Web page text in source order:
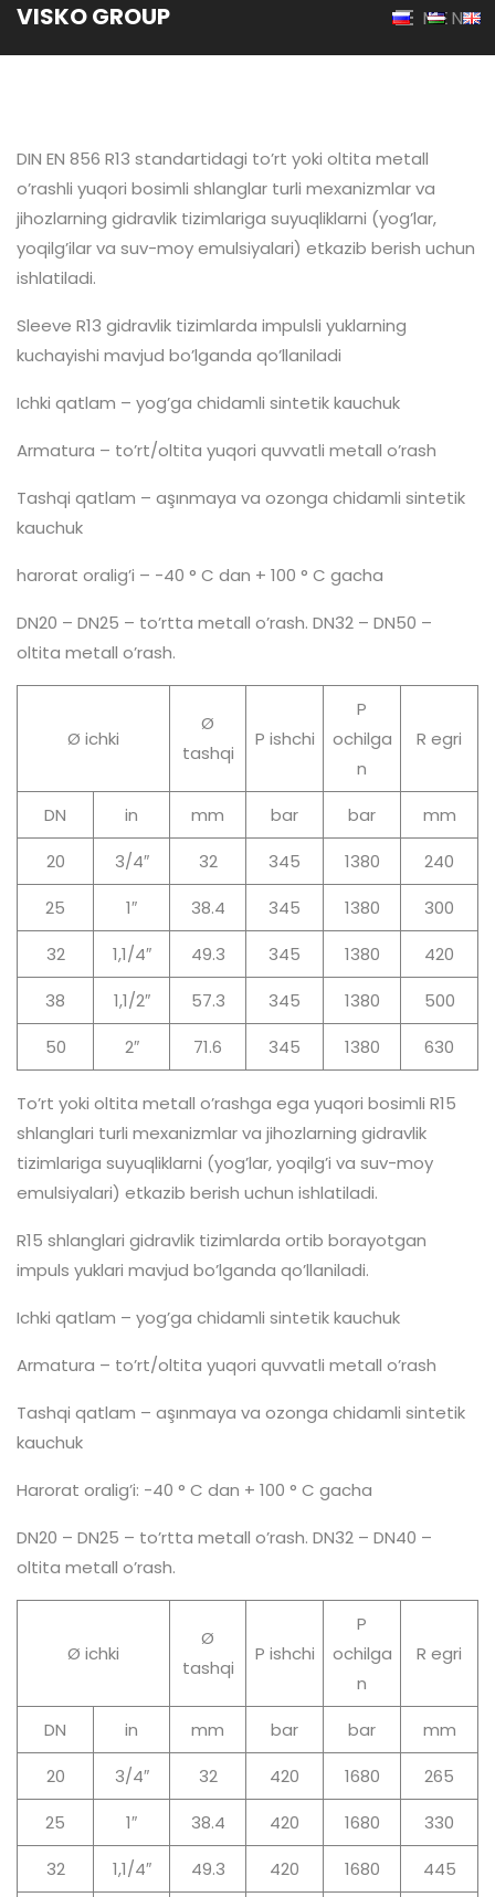
VISKO GROUP MENU
DIN EN 856 R13 standartidagi to’rt yoki oltita metall
o’rashli yuqori bosimli shlanglar turli mexanizmlar va
jihozlarning gidravlik tizimlariga suyuqliklarni (yog’lar,
yoqilg’ilar va suv-moy emulsiyalari) etkazib berish uchun
ishlatiladi.
Sleeve R13 gidravlik tizimlarda impulsli yuklarning
kuchayishi mavjud bo’lganda qo’llaniladi
Ichki qatlam – yog’ga chidamli sintetik kauchuk
Armatura – to’rt/oltita yuqori quvvatli metall o’rash
Tashqi qatlam – aşınmaya va ozonga chidamli sintetik
kauchuk
harorat oralig’i – -40 ° C dan + 100 ° C gacha
DN20 – DN25 – to’rtta metall o’rash. DN32 – DN50 –
oltita metall o’rash.
Ø ichki
Ø
tashqi
P ishchi
P
ochilga
n
R egri
DN in mm bar bar
mm
20
3/4″ 32 345 1380
240
25
1″ 38.4 345 1380
300
32
1,1/4″ 49.3 345 1380
420
38
1,1/2″ 57.3 345 1380
500
50
2″ 71.6 345 1380 630
To’rt yoki oltita metall o’rashga ega yuqori bosimli R15
shlanglari turli mexanizmlar va jihozlarning gidravlik
tizimlariga suyuqliklarni (yog’lar, yoqilg’i va suv-moy
emulsiyalari) etkazib berish uchun ishlatiladi.
R15 shlanglari gidravlik tizimlarda ortib borayotgan
impuls yuklari mavjud bo’lganda qo’llaniladi.
Ichki qatlam – yog’ga chidamli sintetik kauchuk
Armatura – to’rt/oltita yuqori quvvatli metall o’rash
Tashqi qatlam – aşınmaya va ozonga chidamli sintetik
kauchuk
Harorat oralig’i: -40 ° C dan + 100 ° C gacha
DN20 – DN25 – to’rtta metall o’rash. DN32 – DN40 –
oltita metall o’rash.
Ø ichki
Ø
tashqi
P ishchi
P
ochilga
n
R egri
DN in mm bar bar
mm
20
3/4″ 32 420 1680
265
25
1″ 38.4 420 1680
330
32
1,1/4″ 49.3 420 1680
445